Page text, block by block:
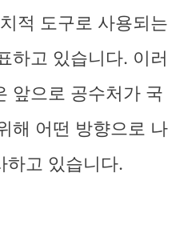
적 도구로 사용되는
하고 있습니다. 이러
앞으로 공수처가 국
해 어떤 방향으로 나
하고 있습니다.